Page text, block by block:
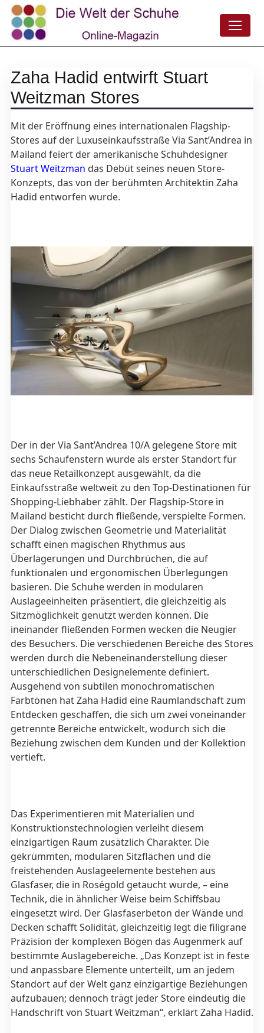
Zaha Hadid entwirft Stuart
Weitzman Stores
Mit der Eröffnung eines internationalen Flagship-
Stores auf der Luxuseinkaufsstraße Via Sant’Andrea in
Mailand feiert der amerikanische Schuhdesigner
Stuart Weitzman das Debüt seines neuen Store-
Konzepts, das von der berühmten Architektin Zaha
Hadid entworfen wurde.
Der in der Via Sant’Andrea 10/A gelegene Store mit
sechs Schaufenstern wurde als erster Standort für
das neue Retailkonzept ausgewählt, da die
Einkaufsstraße weltweit zu den Top-Destinationen für
Shopping-Liebhaber zählt. Der Flagship-Store in
Mailand besticht durch fließende, verspielte Formen.
Der Dialog zwischen Geometrie und Materialität
schafft einen magischen Rhythmus aus
Überlagerungen und Durchbrüchen, die auf
funktionalen und ergonomischen Überlegungen
basieren. Die Schuhe werden in modularen
Auslageeinheiten präsentiert, die gleichzeitig als
Sitzmöglichkeit genutzt werden können. Die
ineinander fließenden Formen wecken die Neugier
des Besuchers. Die verschiedenen Bereiche des Stores
werden durch die Nebeneinanderstellung dieser
unterschiedlichen Designelemente definiert.
Ausgehend von subtilen monochromatischen
Farbtönen hat Zaha Hadid eine Raumlandschaft zum
Entdecken geschaffen, die sich um zwei voneinander
getrennte Bereiche entwickelt, wodurch sich die
Beziehung zwischen dem Kunden und der Kollektion
vertieft.
Das Experimentieren mit Materialien und
Konstruktionstechnologien verleiht diesem
einzigartigen Raum zusätzlich Charakter. Die
gekrümmten, modularen Sitzflächen und die
freistehenden Auslageelemente bestehen aus
Glasfaser, die in Roségold getaucht wurde, – eine
Technik, die in ähnlicher Weise beim Schiffsbau
eingesetzt wird. Der Glasfaserbeton der Wände und
Decken schafft Solidität, gleichzeitig legt die filigrane
Präzision der komplexen Bögen das Augenmerk auf
bestimmte Auslagebereiche. „Das Konzept ist in feste
und anpassbare Elemente unterteilt, um an jedem
Standort auf der Welt ganz einzigartige Beziehungen
aufzubauen; dennoch trägt jeder Store eindeutig die
Handschrift von Stuart Weitzman“, erklärt Zaha Hadid.